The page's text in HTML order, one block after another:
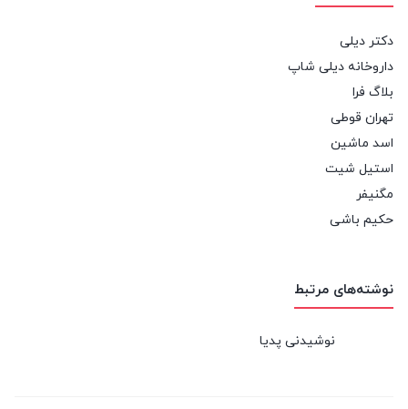
دکتر دیلی
داروخانه دیلی شاپ
بلاگ فرا
تهران قوطی
اسد ماشین
استیل شیت
مگنیفر
حکیم باشی
نوشته‌های مرتبط
نوشیدنی پدیا